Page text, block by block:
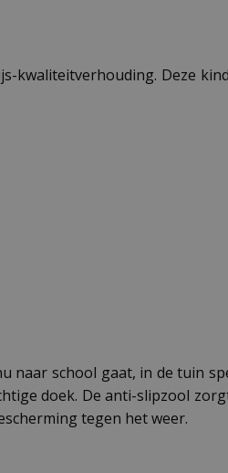
kwaliteitverhouding. Deze
naar school gaat, in de tuin
doek. De anti-slipzool
tegen het weer.